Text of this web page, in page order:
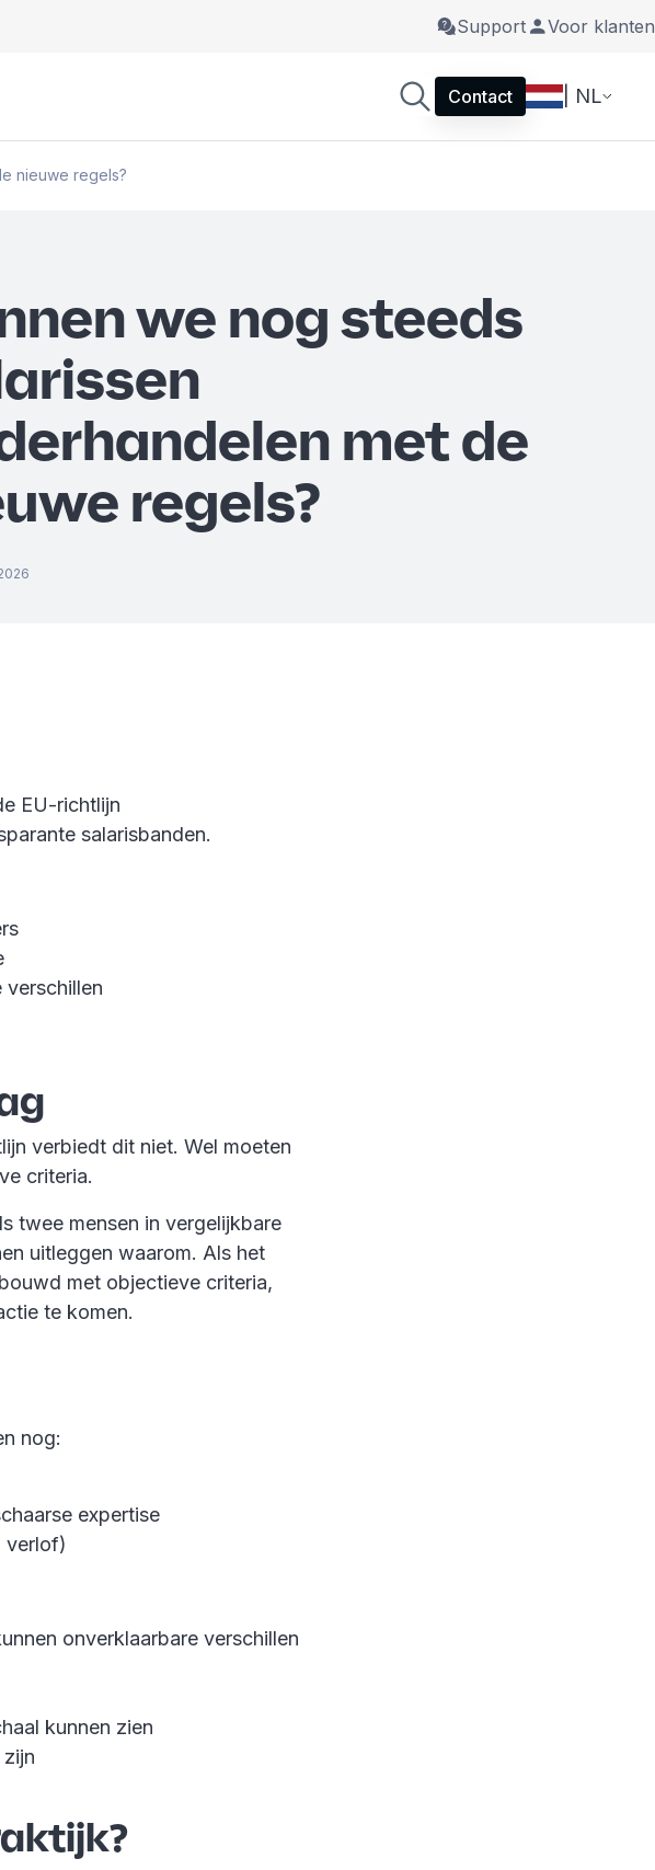
Support Voor klanten
Contact | NL
nieuwe regels?
we nog steeds
met de
regels?
EU-richtlijn
salarisbanden.
verbiedt dit niet. Wel moeten
criteria.
twee mensen in vergelijkbare
uitleggen waarom. Als het
met objectieve criteria,
te komen.
nog:
expertise
verlof)
onverklaarbare verschillen
kunnen zien